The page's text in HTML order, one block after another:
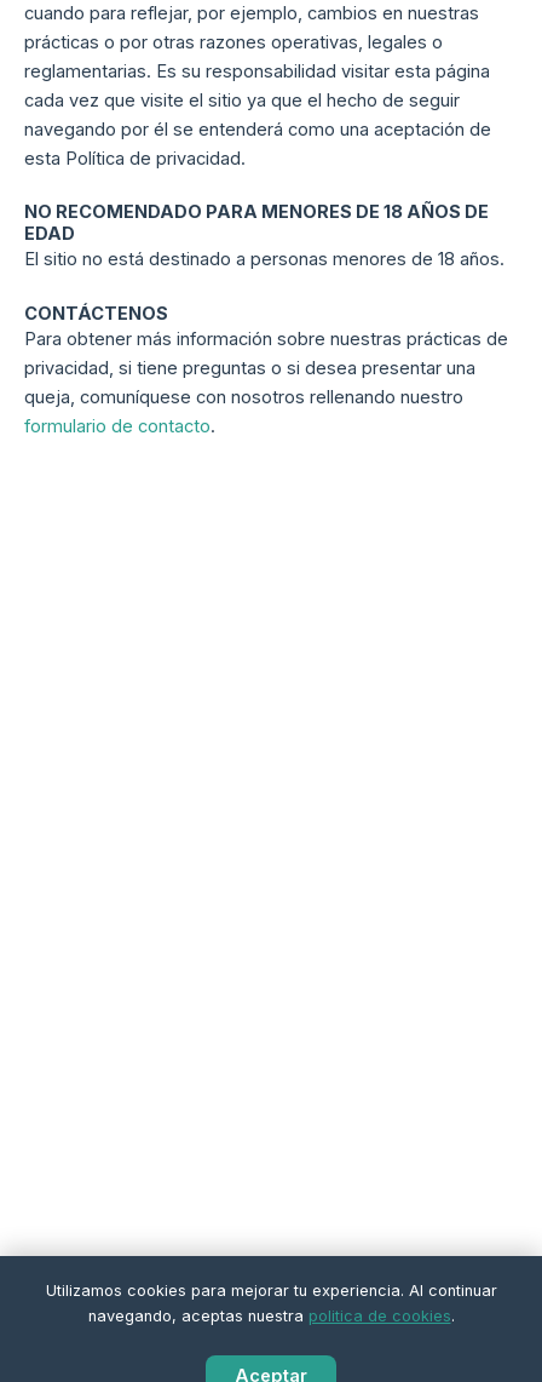
cuando para reflejar, por ejemplo, cambios en nuestras
prácticas o por otras razones operativas, legales o
reglamentarias. Es su responsabilidad visitar esta página
cada vez que visite el sitio ya que el hecho de seguir
navegando por él se entenderá como una aceptación de
esta Política de privacidad.
NO RECOMENDADO PARA MENORES DE 18 AÑOS DE
EDAD
El sitio no está destinado a personas menores de 18 años.
CONTÁCTENOS
Para obtener más información sobre nuestras prácticas de
privacidad, si tiene preguntas o si desea presentar una
queja, comuníquese con nosotros rellenando nuestro
formulario de contacto.
Utilizamos cookies para mejorar tu experiencia. Al continuar
navegando, aceptas nuestra politica de cookies.
Aceptar